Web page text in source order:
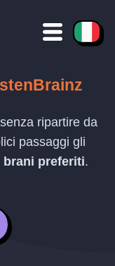
senza ripartire da
passaggi gli
brani preferiti.